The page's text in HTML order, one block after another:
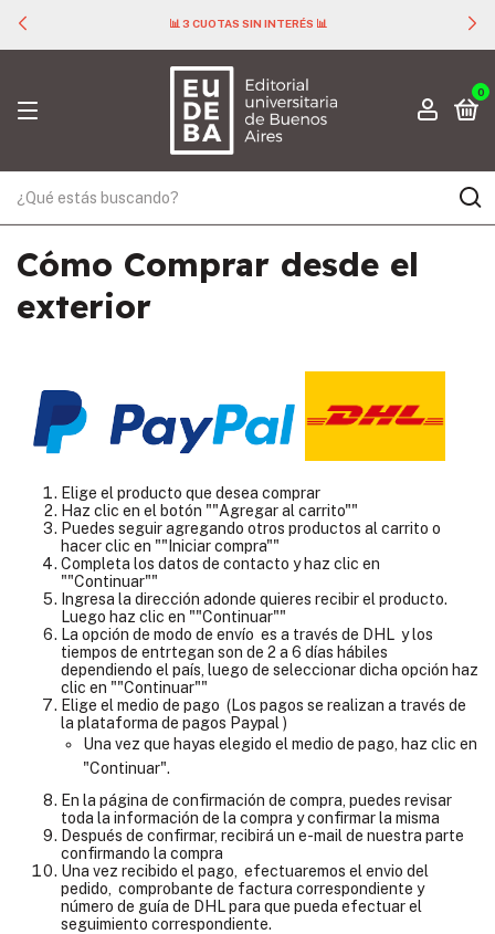
📊 3 CUOTAS SIN INTERÉS 📊
0
Cómo Comprar desde el
exterior
Elige el producto que desea comprar
Haz clic en el botón ""Agregar al carrito""
Puedes seguir agregando otros productos al carrito o
hacer clic en ""Iniciar compra""
Completa los datos de contacto y haz clic en
""Continuar""
Ingresa la dirección adonde quieres recibir el producto.
Luego haz clic en ""Continuar""
La opción de modo de envío es a través de DHL y los
tiempos de entrtegan son de 2 a 6 días hábiles
dependiendo el país, luego de seleccionar dicha opción haz
clic en ""Continuar""
Elige el medio de pago (Los pagos se realizan a través de
la plataforma de pagos Paypal )
Una vez que hayas elegido el medio de pago, haz clic en
"Continuar".
En la página de confirmación de compra, puedes revisar
toda la información de la compra y confirmar la misma
Después de confirmar, recibirá un e-mail de nuestra parte
confirmando la compra
Una vez recibido el pago, efectuaremos el envio del
pedido, comprobante de factura correspondiente y
número de guía de DHL para que pueda efectuar el
seguimiento correspondiente.